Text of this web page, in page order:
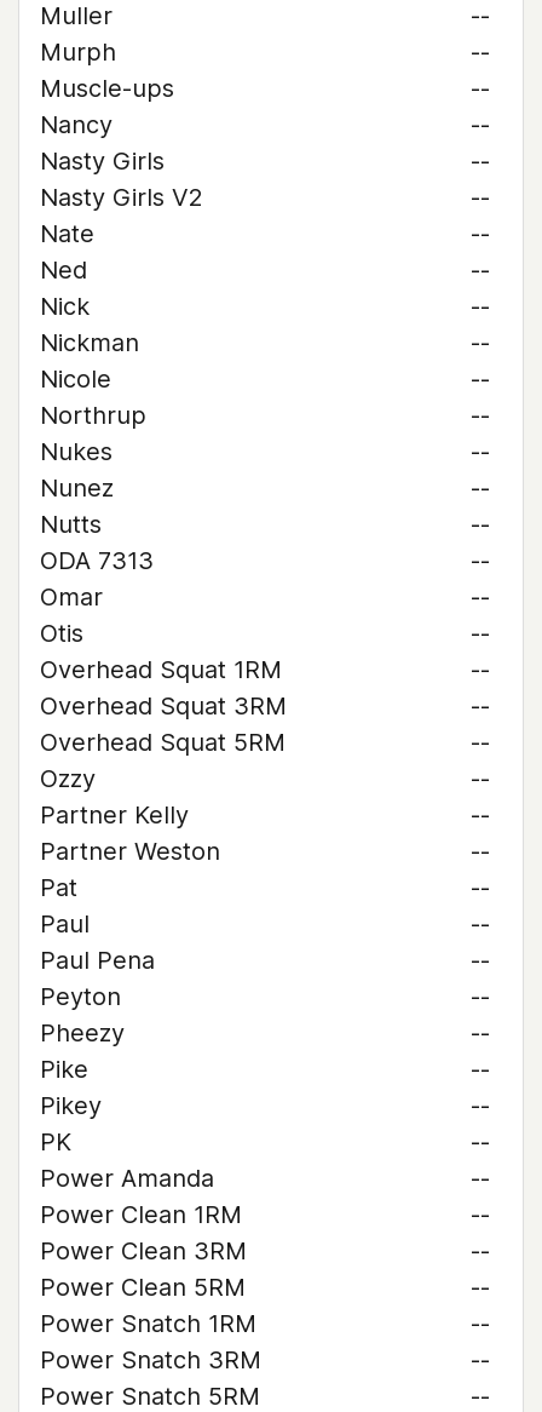
Muller
--
Murph
--
Muscle-ups
--
Nancy
--
Nasty Girls
--
Nasty Girls V2
--
Nate
--
Ned
--
Nick
--
Nickman
--
Nicole
--
Northrup
--
Nukes
--
Nunez
--
Nutts
--
ODA 7313
--
Omar
--
Otis
--
Overhead Squat 1RM
--
Overhead Squat 3RM
--
Overhead Squat 5RM
--
Ozzy
--
Partner Kelly
--
Partner Weston
--
Pat
--
Paul
--
Paul Pena
--
Peyton
--
Pheezy
--
Pike
--
Pikey
--
PK
--
Power Amanda
--
Power Clean 1RM
--
Power Clean 3RM
--
Power Clean 5RM
--
Power Snatch 1RM
--
Power Snatch 3RM
--
Power Snatch 5RM
--